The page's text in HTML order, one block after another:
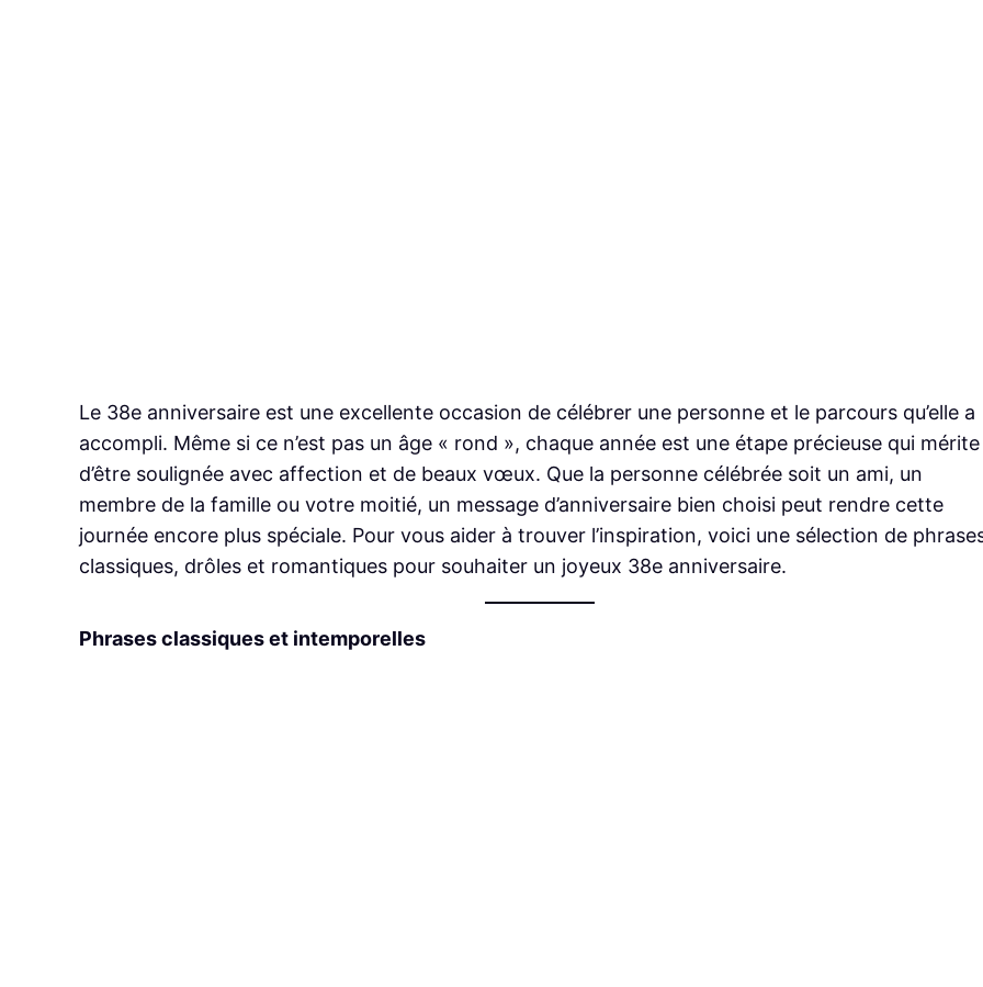
Le 38e anniversaire est une excellente occasion de célébrer une personne et le parcours qu’elle a
accompli. Même si ce n’est pas un âge « rond », chaque année est une étape précieuse qui mérite
d’être soulignée avec affection et de beaux vœux. Que la personne célébrée soit un ami, un
membre de la famille ou votre moitié, un message d’anniversaire bien choisi peut rendre cette
journée encore plus spéciale. Pour vous aider à trouver l’inspiration, voici une sélection de
classiques, drôles et romantiques pour souhaiter un joyeux 38e anniversaire.
Phrases classiques et intemporelles